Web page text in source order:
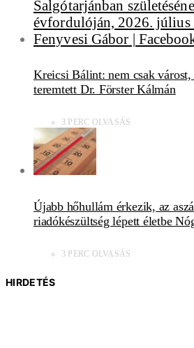
Kreicsi Bálint: nem csak várost,
teremtett Dr. Förster Kálmán
3 PERC OLVASÁS
Újabb hőhullám érkezik, az
riadókészültség lépett életbe
3 PERC OLVASÁS
HIRDETÉS